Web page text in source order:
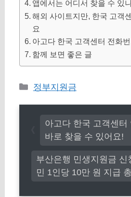
앱에서는 어디서 찾을 수 있
해외 사이트지만, 한국 고객
요
아고다 한국 고객센터 전화
함께 보면 좋은 글
카
정부지원금
부산은행 민생지원금 신
민 1인당 10만 원 지급
아고다 한국 고객센터
바로 찾을 수 있어요!